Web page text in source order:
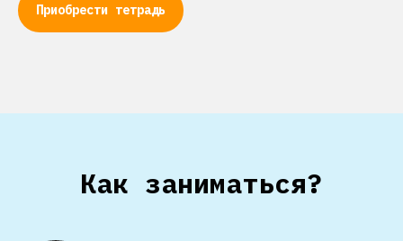
Приобрести тетрадь
Как заниматься?